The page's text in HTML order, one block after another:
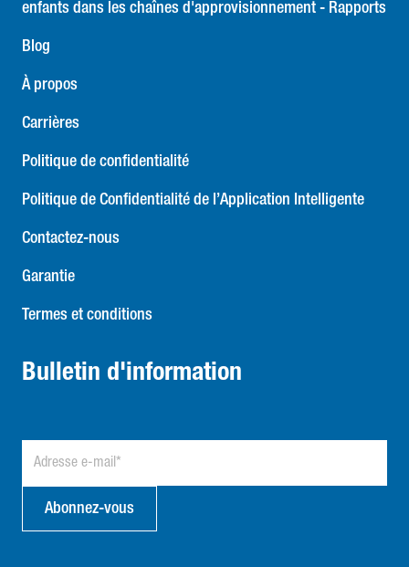
enfants dans les chaînes d'approvisionnement - Rapports
Blog
À propos
Carrières
Politique de confidentialité
Politique de Confidentialité de l’Application Intelligente
Contactez-nous
Garantie
Termes et conditions
Bulletin d'information